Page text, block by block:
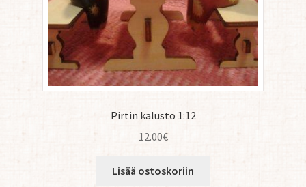
Pirtin kalusto 1:12
12.00€
Lisää ostoskoriin